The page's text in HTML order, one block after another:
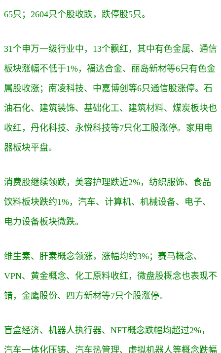
65只；2604只个股收跌，跌停股5只。
31个申万一级行业中，13个飘红，其中有色金属、通信
板块涨幅不低于1%，福达合金、丽岛新材等6只有色金
属股收涨；南凌科技、中嘉博创等6只通信股涨停。石
油石化、建筑装饰、基础化工、建筑材料、煤炭板块也
收红，丹化科技、永悦科技等7只化工股涨停。家用电
器板块平盘。
消费股继续领跌，美容护理跌近2%，纺织服饰、食品
饮料板块跌约1%，汽车、计算机、机械设备、电子、
电力设备板块微跌。
维生素、肝素概念领涨，涨幅均约3%；赛马概念、
VPN、黄金概念、化工原料收红，微盘股概念也表现不
错，金鹰股份、四方新材等7只个股涨停。
盲盒经济、机器人执行器、NFT概念跌幅均超过2%，
汽车一体化压铸、汽车热管理、虚拟机器人等概念跌幅